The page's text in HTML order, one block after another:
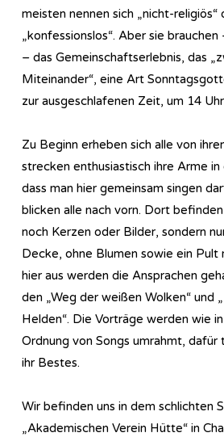
meisten nennen sich „nicht-religiös“
„konfessionslos“. Aber sie
– das Gemeinschaftserlebnis, das
Miteinander“, eine Art
zur ausgeschlafenen Zeit, um 14
Zu Beginn erheben sich alle von
strecken enthusiastisch ihre Arme
dass man hier gemeinsam singen
blicken alle nach vorn. Dort
noch Kerzen oder Bilder, sondern
Decke, ohne Blumen sowie ein Pult
hier aus werden die Ansprachen
den „Weg der weißen Wolken“ und
Helden“. Die Vorträge werden wie
Ordnung von Songs umrahmt, dafür
ihr Bestes.
Wir befinden uns in dem schlichten
„Akademischen Verein Hütte“ in